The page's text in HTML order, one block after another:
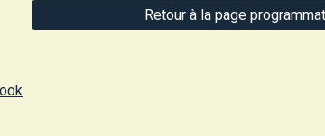
Retour à la page